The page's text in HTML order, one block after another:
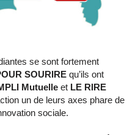
se sont fortement
SOURIRE qu’ils ont
Mutuelle et LE RIRE
un de leurs axes phare de
sociale.